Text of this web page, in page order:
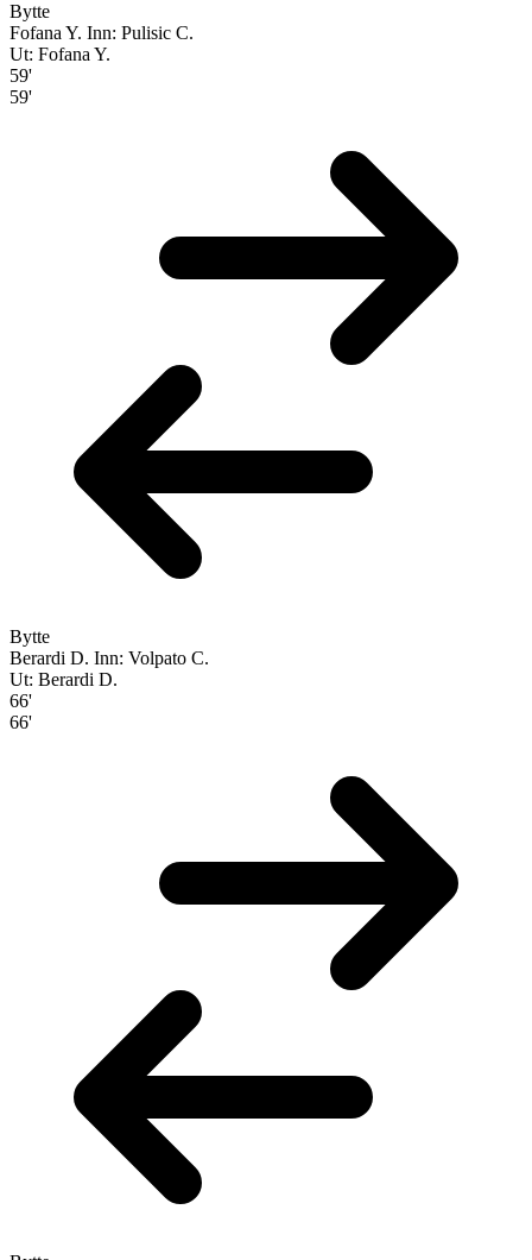
Bytte
Fofana Y. Inn: Pulisic C.
Ut: Fofana Y.
59'
59'
Bytte
Berardi D. Inn: Volpato C.
Ut: Berardi D.
66'
66'